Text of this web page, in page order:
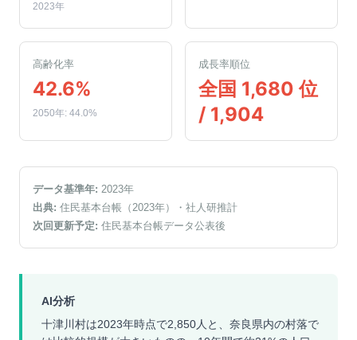
2023年
高齢化率
42.6%
2050年: 44.0%
成長率順位
全国 1,680 位
/ 1,904
データ基準年: 2023年
出典: 住民基本台帳（2023年）
・社人研推計
次回更新予定: 住民基本台帳データ公表後
AI分析
十津川村は2023年時点で2,850人と、奈良県内の村落で